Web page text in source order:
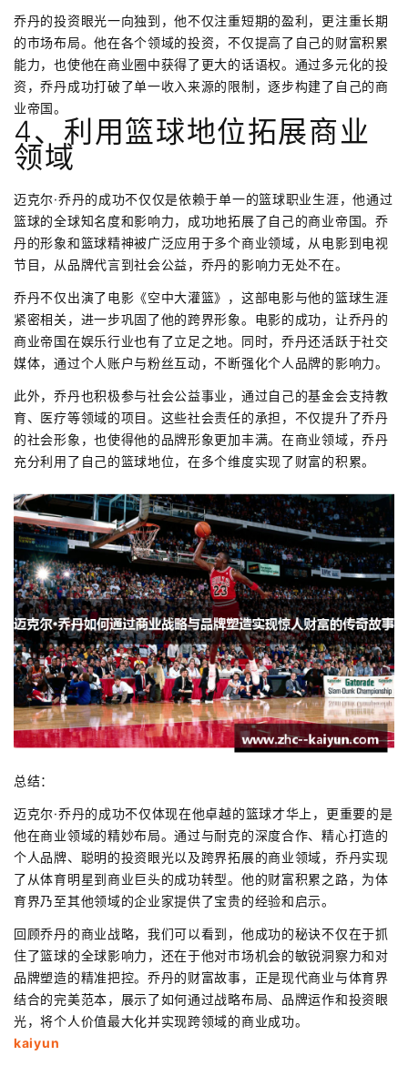
乔丹的投资眼光一向独到，他不仅注重短期的盈利，更注重长期
的市场布局。他在各个领域的投资，不仅提高了自己的财富积累
能力，也使他在商业圈中获得了更大的话语权。通过多元化的投
资，乔丹成功打破了单一收入来源的限制，逐步构建了自己的商
业帝国。
4、利用篮球地位拓展商业
领域
迈克尔·乔丹的成功不仅仅是依赖于单一的篮球职业生涯，他通过
篮球的全球知名度和影响力，成功地拓展了自己的商业帝国。乔
丹的形象和篮球精神被广泛应用于多个商业领域，从电影到电视
节目，从品牌代言到社会公益，乔丹的影响力无处不在。
乔丹不仅出演了电影《空中大灌篮》，这部电影与他的篮球生涯
紧密相关，进一步巩固了他的跨界形象。电影的成功，让乔丹的
商业帝国在娱乐行业也有了立足之地。同时，乔丹还活跃于社交
媒体，通过个人账户与粉丝互动，不断强化个人品牌的影响力。
此外，乔丹也积极参与社会公益事业，通过自己的基金会支持教
育、医疗等领域的项目。这些社会责任的承担，不仅提升了乔丹
的社会形象，也使得他的品牌形象更加丰满。在商业领域，乔丹
充分利用了自己的篮球地位，在多个维度实现了财富的积累。
总结：
迈克尔·乔丹的成功不仅体现在他卓越的篮球才华上，更重要的是
他在商业领域的精妙布局。通过与耐克的深度合作、精心打造的
个人品牌、聪明的投资眼光以及跨界拓展的商业领域，乔丹实现
了从体育明星到商业巨头的成功转型。他的财富积累之路，为体
育界乃至其他领域的企业家提供了宝贵的经验和启示。
回顾乔丹的商业战略，我们可以看到，他成功的秘诀不仅在于抓
住了篮球的全球影响力，还在于他对市场机会的敏锐洞察力和对
品牌塑造的精准把控。乔丹的财富故事，正是现代商业与体育界
结合的完美范本，展示了如何通过战略布局、品牌运作和投资眼
光，将个人价值最大化并实现跨领域的商业成功。
kaiyun